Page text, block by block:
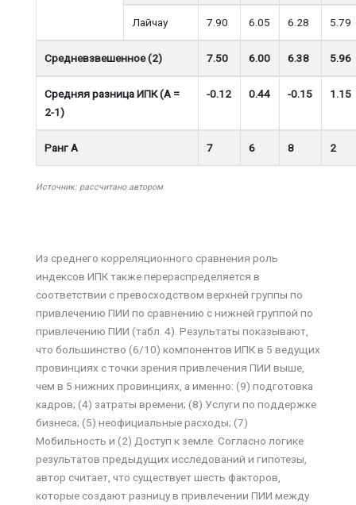
Лайчау 7.90 6.05 6.28 5.79
Средневзвешенное (2) 7.50 6.00 6.38 5.96
Средняя разница ИПК (A =
2-1)
-0.12 0.44 -0.15 1.15
Ранг A 7 6 8 2
Источник: рассчитано автором
Из среднего корреляционного сравнения роль
индексов ИПК также перераспределяется в
соответствии с превосходством верхней группы по
привлечению ПИИ по сравнению с нижней группой по
привлечению ПИИ (табл. 4). Результаты показывают,
что большинство (6/10) компонентов ИПК в 5 ведущих
провинциях с точки зрения привлечения ПИИ выше,
чем в 5 нижних провинциях, а именно: (9) подготовка
кадров; (4) затраты времени; (8) Услуги по поддержке
бизнеса; (5) неофициальные расходы; (7)
Мобильность и (2) Доступ к земле. Согласно логике
результатов предыдущих исследований и гипотезы,
автор считает, что существует шесть факторов,
которые создают разницу в привлечении ПИИ между